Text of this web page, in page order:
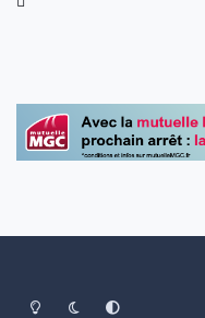
Light ModeDark ModeSystem Preference